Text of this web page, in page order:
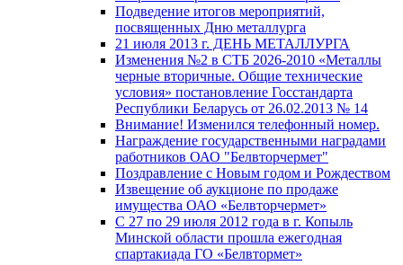
Подведение итогов мероприятий,
посвященных Дню металлурга
21 июля 2013 г. ДЕНЬ МЕТАЛЛУРГА
Изменения №2 в СТБ 2026-2010 «Металлы
черные вторичные. Общие технические
условия» постановление Госстандарта
Республики Беларусь от 26.02.2013 № 14
Внимание! Изменился телефонный номер.
Награждение государственными наградами
работников ОАО "Белвторчермет"
Поздравление с Новым годом и Рождеством
Извещение об аукционе по продаже
имущества ОАО «Белвторчермет»
С 27 по 29 июля 2012 года в г. Копыль
Минской области прошла ежегодная
спартакиада ГО «Белвтормет»